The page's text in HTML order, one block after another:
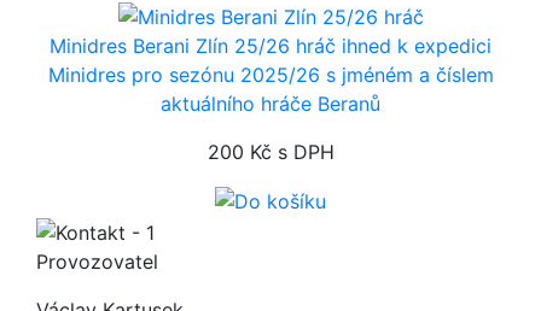
Minidres Berani Zlín 25/26 hráč ihned k expedici
Minidres pro sezónu 2025/26 s jméném a číslem
aktuálního hráče Beranů
200 Kč s DPH
Provozovatel